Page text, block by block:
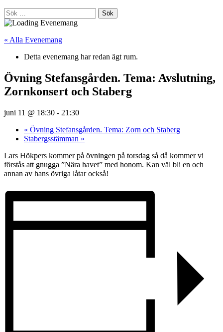
Sök
efter:
« Alla Evenemang
Detta evenemang har redan ägt rum.
Övning Stefansgården. Tema: Avslutning,
Zornkonsert och Staberg
juni 11 @ 18:30 - 21:30
« Övning Stefansgården. Tema: Zorn och Staberg
Stabergsstämman »
Lars Hökpers kommer på övningen på torsdag så då kommer vi
förstås att gnugga ”Nära havet” med honom. Kan väl bli en och
annan av hans övriga låtar också!